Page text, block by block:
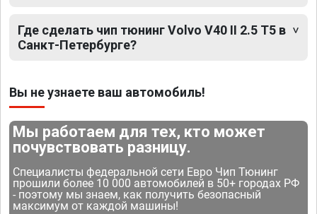
Где сделать чип тюнинг Volvo V40 II 2.5 T5 в
Санкт-Петербурге?
Вы не узнаете ваш автомобиль!
Мы работаем для тех, кто может
почувствовать разницу.
Специалисты федеральной сети Евро Чип Тюнинг
прошили более 10 000 автомобилей в 50+ городах РФ
- поэтому мы знаем, как получить безопасный
максимум от каждой машины!